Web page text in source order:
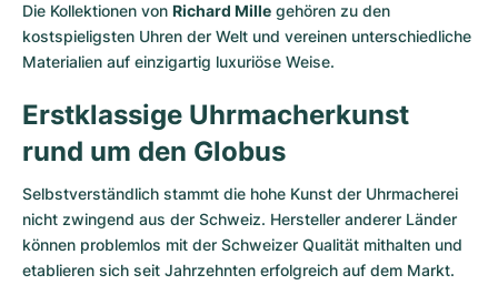
Die Kollektionen von Richard Mille gehören zu den
kostspieligsten Uhren der Welt und vereinen unterschiedliche
Materialien auf einzigartig luxuriöse Weise.
Erstklassige Uhrmacherkunst
rund um den Globus
Selbstverständlich stammt die hohe Kunst der Uhrmacherei
nicht zwingend aus der Schweiz. Hersteller anderer Länder
können problemlos mit der Schweizer Qualität mithalten und
etablieren sich seit Jahrzehnten erfolgreich auf dem Markt.